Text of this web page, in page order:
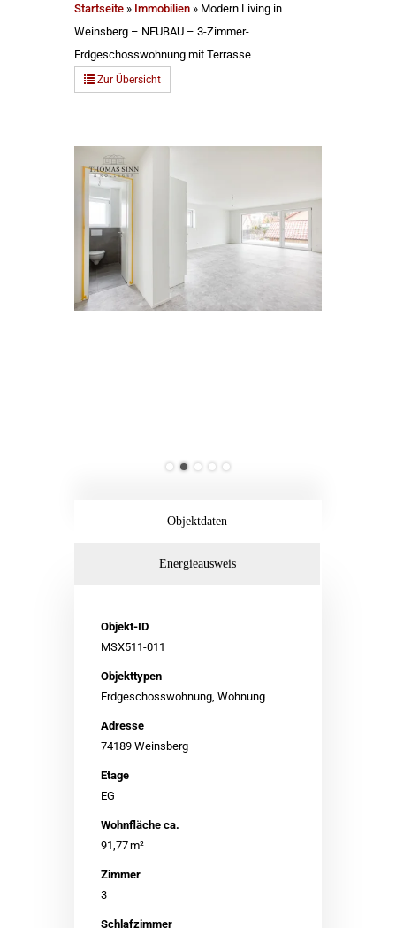
Startseite » Immobilien » Modern Living in
Weinsberg – NEUBAU – 3-Zimmer-
Erdgeschosswohnung mit Terrasse
Zur Übersicht
Objektdaten
Energieausweis
Objekt-ID
MSX511-011
Objekttypen
Erdgeschosswohnung, Wohnung
Adresse
74189 Weinsberg
Etage
EG
Wohnfläche ca.
91,77 m²
Zimmer
3
Schlafzimmer